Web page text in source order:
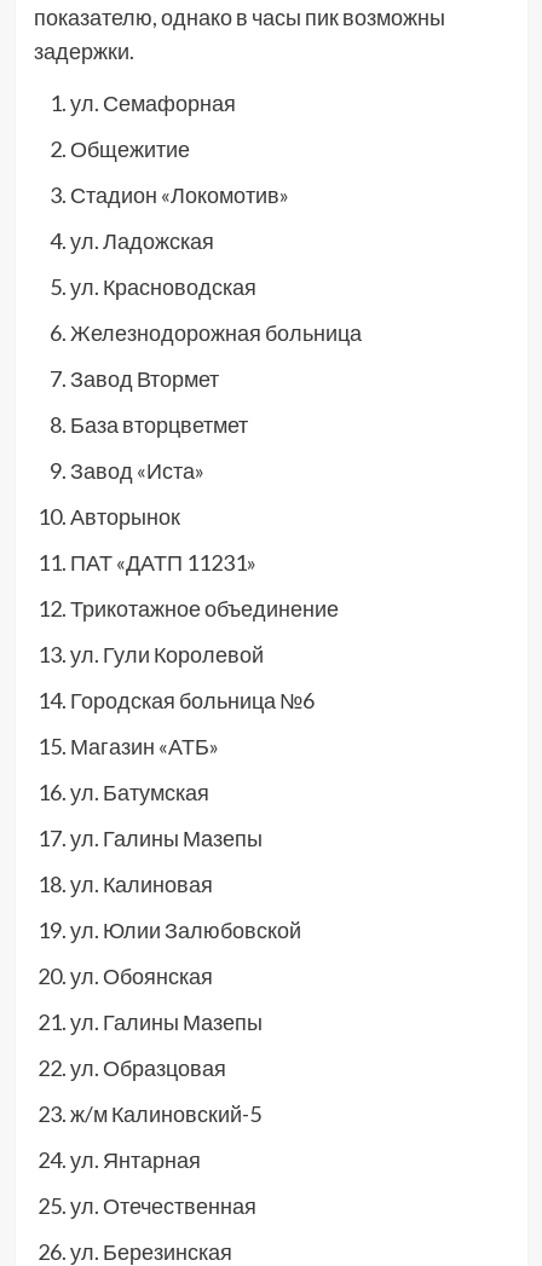
показателю, однако в часы пик возможны
задержки.
ул. Семафорная
Общежитие
Стадион «Локомотив»
ул. Ладожская
ул. Красноводская
Железнодорожная больница
Завод Втормет
База вторцветмет
Завод «Иста»
Авторынок
ПАТ «ДАТП 11231»
Трикотажное объединение
ул. Гули Королевой
Городская больница №6
Магазин «АТБ»
ул. Батумская
ул. Галины Мазепы
ул. Калиновая
ул. Юлии Залюбовской
ул. Обоянская
ул. Галины Мазепы
ул. Образцовая
ж/м Калиновский-5
ул. Янтарная
ул. Отечественная
ул. Березинская